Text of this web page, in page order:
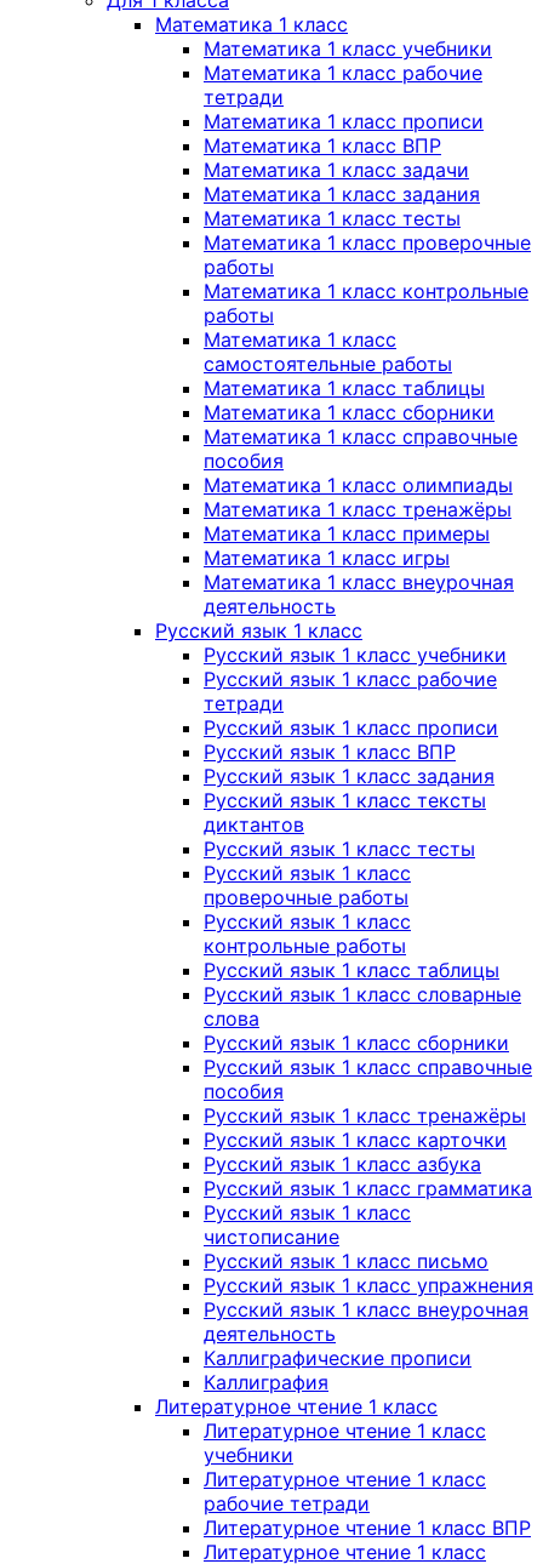
Математика 1 класс
Математика 1 класс учебники
Математика 1 класс рабочие
тетради
Математика 1 класс прописи
Математика 1 класс ВПР
Математика 1 класс задачи
Математика 1 класс задания
Математика 1 класс тесты
Математика 1 класс проверочные
работы
Математика 1 класс контрольные
работы
Математика 1 класс
самостоятельные работы
Математика 1 класс таблицы
Математика 1 класс сборники
Математика 1 класс справочные
пособия
Математика 1 класс олимпиады
Математика 1 класс тренажёры
Математика 1 класс примеры
Математика 1 класс игры
Математика 1 класс внеурочная
деятельность
Русский язык 1 класс
Русский язык 1 класс учебники
Русский язык 1 класс рабочие
тетради
Русский язык 1 класс прописи
Русский язык 1 класс ВПР
Русский язык 1 класс задания
Русский язык 1 класс тексты
диктантов
Русский язык 1 класс тесты
Русский язык 1 класс
проверочные работы
Русский язык 1 класс
контрольные работы
Русский язык 1 класс таблицы
Русский язык 1 класс словарные
слова
Русский язык 1 класс сборники
Русский язык 1 класс справочные
пособия
Русский язык 1 класс тренажёры
Русский язык 1 класс карточки
Русский язык 1 класс азбука
Русский язык 1 класс грамматика
Русский язык 1 класс
чистописание
Русский язык 1 класс письмо
Русский язык 1 класс упражнения
Русский язык 1 класс внеурочная
деятельность
Каллиграфические прописи
Каллиграфия
Литературное чтение 1 класс
Литературное чтение 1 класс
учебники
Литературное чтение 1 класс
рабочие тетради
Литературное чтение 1 класс ВПР
Литературное чтение 1 класс